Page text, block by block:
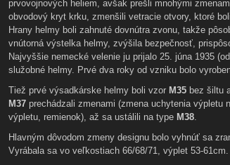
prvovojnových heliem, avšak prešli mnohými
obvodový kryt krku, zmenšili vetracie otvory, ktoré
Hrany helmy boli zahnuté dovnútra zvonu, takže
vnútorná výstelka helmy, zvýšila bezpečnosť,
Najvyššie nemecké velenie ju prijalo 25. júna 1935
služobné helmy. Prvé dva roky od vzniku bolo
Tiež prvé výsadkárske helmy boli vzor M35 bez šiltu
M37 prechádzali zmenami (zmena uchytenia výpletu
výpletu, remienok), až sa ustálili na type M38.
Hlavným dôvodom zmeny designu bolo vyhnúť sa
Vyrábala sa vo veľkostiach 66/68/71, výplet 53-61cm.